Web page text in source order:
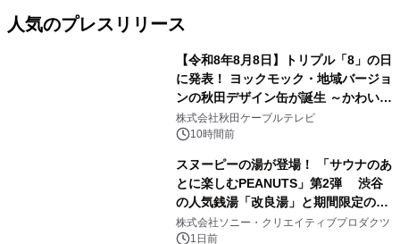
人気のプレスリリース
【令和8年8月8日】トリプル「8」の日
に発表！ ヨックモック・地域バージョ
ンの秋田デザイン缶が誕生 ～かわいい
秋田犬の子犬と秋田の四季と名所を巡
るパッケージ～ 9月1日(火)秋田県内で
株式会社秋田ケーブルテレビ
10時間前
スヌーピーの湯が登場！ 「サウナのあ
とに楽しむPEANUTS」第2弾 渋谷
の人気銭湯「改良湯」と期間限定のコ
ラボレーション サウナイキタイコラ
ボグッズも発売決定！
株式会社ソニー・クリエイティブプロダクツ
1日前